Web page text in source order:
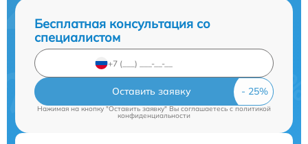
Бесплатная консультация со
специалистом
Оставить заявку
Нажимая на кнопку "Оставить заявку" Вы соглашаетесь cполитикой
конфиденциальности